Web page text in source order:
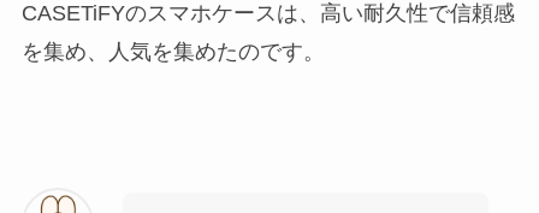
CASETiFYのスマホケースは、高い耐久性で信頼感
を集め、人気を集めたのです。